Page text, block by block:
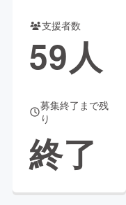
支援者数
59人
募集終了まで残
り
終了